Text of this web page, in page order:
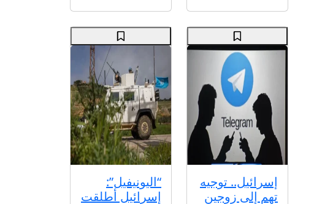
إسرائيل.. توجيه
تهم إلى زوجين
“اليونيفيل”:
إسرائيل أطلقت